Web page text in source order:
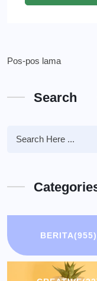
Navigasi
Pos-pos lama
Search
BERITA(955)